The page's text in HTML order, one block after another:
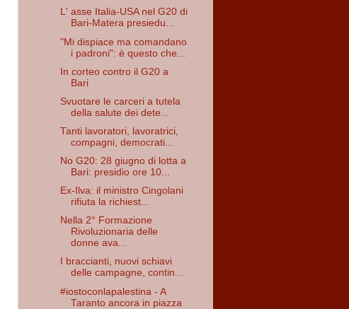
L' asse Italia-USA nel G20 di
Bari-Matera presiedu...
"Mi dispiace ma comandano
i padroni": è questo che...
In corteo contro il G20 a
Bari
Svuotare le carceri a tutela
della salute dei dete...
Tanti lavoratori, lavoratrici,
compagni, democrati...
No G20: 28 giugno di lotta a
Bari: presidio ore 10...
Ex-Ilva: il ministro Cingolani
rifiuta la richiest...
Nella 2° Formazione
Rivoluzionaria delle
donne ava...
I braccianti, nuovi schiavi
delle campagne, contin...
#iostoconlapalestina - A
Taranto ancora in piazza